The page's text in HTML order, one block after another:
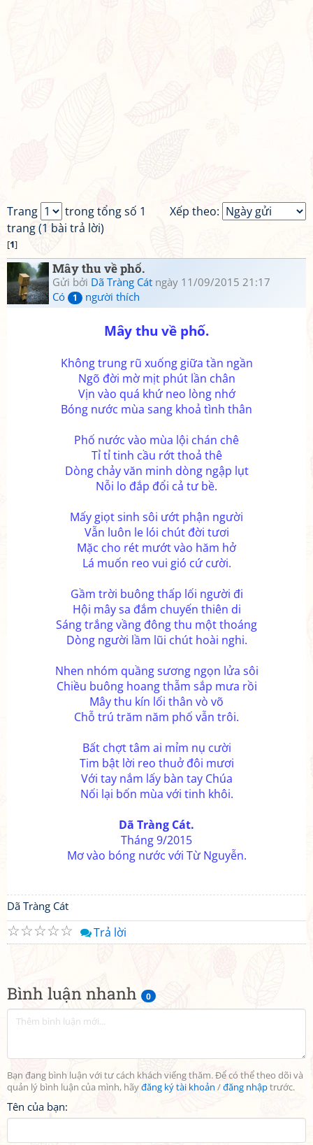
Bình luận nhanh 0
Bạn đang bình luận với tư cách khách viếng thăm. Để có thể theo dõi và
quản lý bình luận của mình, hãyđăng ký tài khoản /đăng nhậptrước.
Tên của bạn:
Xếp theo:
Trang
trong tổng số 1
trang (1 bài trả lời)
[1]
Mây thu về phố.
Gửi bởi Dã Tràng Cát ngày 11/09/2015 21:17
Có
1 người thích
Mây thu về phố.
Không trung rũ xuống giữa tần ngần
Ngõ đời mờ mịt phút lần chân
Vịn vào quá khứ neo lòng nhớ
Bóng nước mùa sang khoả tình thân
Phố nước vào mùa lội chán chê
Tỉ tỉ tinh cầu rớt thoả thê
Dòng chảy văn minh dòng ngập lụt
Nỗi lo đắp đổi cả tư bề.
Mấy giọt sinh sôi ướt phận người
Vẫn luôn le lói chút đời tươi
Mặc cho rét mướt vào hăm hở
Lá muốn reo vui gió cứ cười.
Gầm trời buông thấp lối người đi
Hội mây sa đắm chuyến thiên di
Sáng trắng vầng đông thu một thoáng
Dòng người lầm lũi chút hoài nghi.
Nhen nhóm quầng sương ngọn lửa sôi
Chiều buông hoang thẫm sắp mưa rồi
Mây thu kín lối thân vò võ
Chỗ trú trăm năm phố vẫn trôi.
Bất chợt tâm ai mỉm nụ cười
Tim bật lời reo thuở đôi mươi
Với tay nắm lấy bàn tay Chúa
Nối lại bốn mùa với tinh khôi.
Dã Tràng Cát.
Tháng 9/2015
Mơ vào bóng nước với Từ Nguyễn.
Dã Tràng Cát
☆
☆
☆
☆
☆ Trả lời